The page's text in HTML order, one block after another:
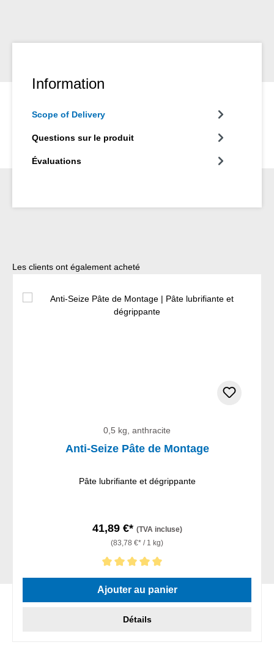
Information
Scope of Delivery
Questions sur le produit
Évaluations
Ignorer la galerie de produits
Les clients ont également acheté
0,5 kg, anthracite
Anti-Seize Pâte de Montage
Pâte lubrifiante et dégrippante
41,89 €* (TVA incluse)
(83,78 €* / 1 kg)
Note moyenne de 5 sur 5 étoiles
Ajouter au panier
Détails